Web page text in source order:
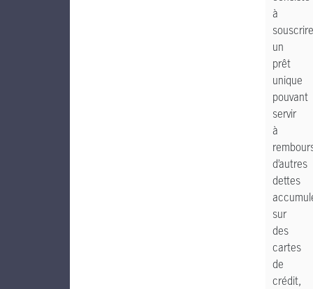
à
souscrire
un
prêt
unique
pouvant
servir
à
d’autres
dettes
sur
des
cartes
de
crédit,